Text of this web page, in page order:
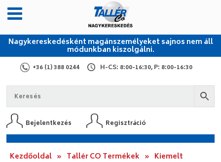
Nagykereskedésként magánszemélyeket sajnos nem áll
módunkban kiszolgálni.
+36 (1) 388 0244 H-CS: 8:00-16:30, P: 8:00-16:30
Bejelentkezés Regisztráció
Kezdőoldal » Tallér CO Termékek » Kiemelt